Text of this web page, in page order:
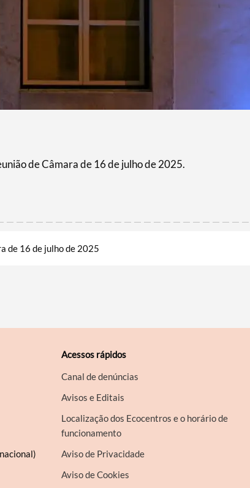
de Câmara de 16 de julho de 2025.
de 16 de julho de 2025
Acessos rápidos
Canal de denúncias
Avisos e Editais
Localização dos Ecocentros e o horário de
funcionamento
Aviso de Privacidade
Aviso de Cookies